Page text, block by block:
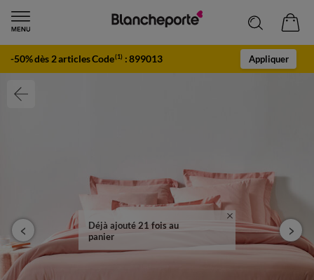
-50% dès 2 articles Code(1) :899013 Appliquer
Déjà ajouté 21 fois au
panier